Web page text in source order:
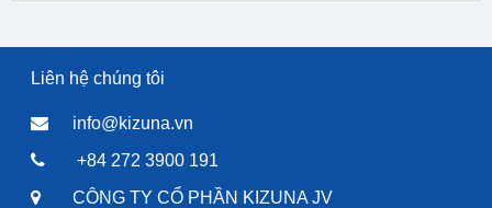
Liên hệ chúng tôi
info@kizuna.vn
+84 272 3900 191
CÔNG TY CỔ PHẦN KIZUNA JV